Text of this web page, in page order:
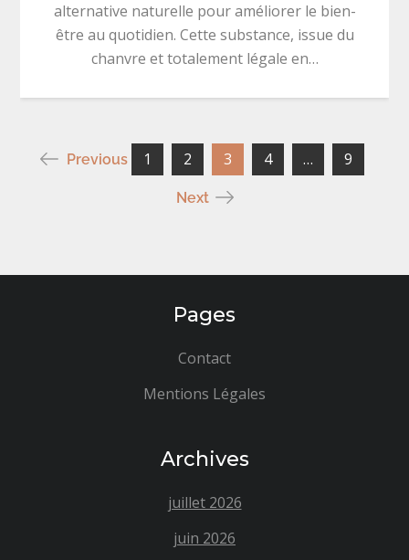
alternative naturelle pour améliorer le bien-
être au quotidien. Cette substance, issue du
chanvre et totalement légale en…
Pagination
publications
Previous 1 2 3 4 … 9
Next
Pages
Contact
Mentions Légales
Archives
juillet 2026
juin 2026